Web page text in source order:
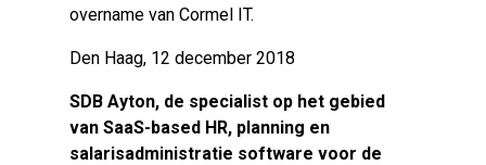
overname van Cormel IT.
Den Haag, 12 december 2018
SDB Ayton, de specialist op het gebied
van SaaS-based HR, planning en
salarisadministratie software voor de